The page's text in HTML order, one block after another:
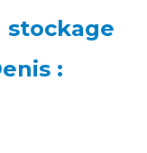
stockage
: